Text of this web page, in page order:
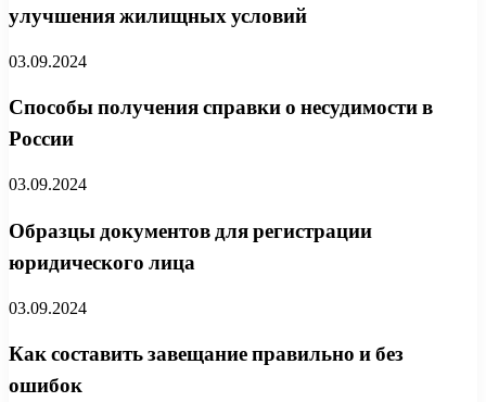
улучшения жилищных условий
03.09.2024
Способы получения справки о несудимости в
России
03.09.2024
Образцы документов для регистрации
юридического лица
03.09.2024
Как составить завещание правильно и без
ошибок